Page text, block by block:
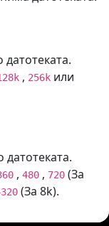
датотеката.
, 256k или
датотеката.
, 480 , 720 (За
(За 8k).